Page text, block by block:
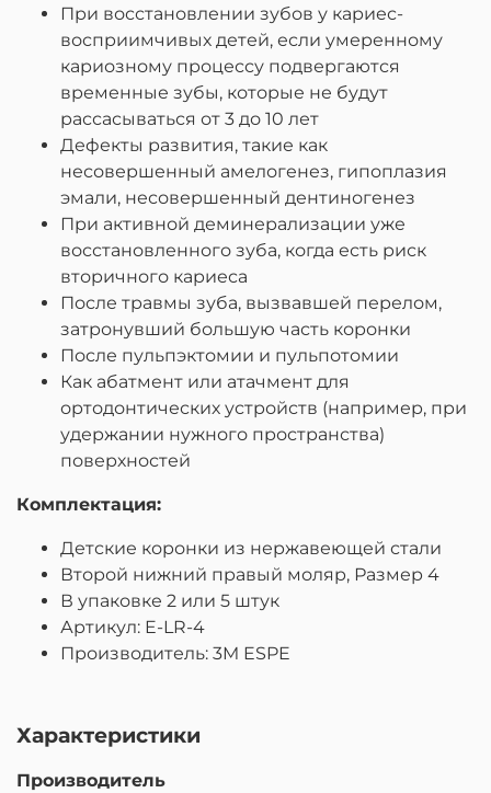
При восстановлении зубов у кариес-
восприимчивых детей, если умеренному
кариозному процессу подвергаются
временные зубы, которые не будут
рассасываться от 3 до 10 лет
Дефекты развития, такие как
несовершенный амелогенез, гипоплазия
эмали, несовершенный дентиногенез
При активной деминерализации уже
восстановленного зуба, когда есть риск
вторичного кариеса
После травмы зуба, вызвавшей перелом,
затронувший большую часть коронки
После пульпэктомии и пульпотомии
Как абатмент или атачмент для
ортодонтических устройств (например, при
удержании нужного пространства)
поверхностей
Комплектация:
Детские коронки из нержавеющей стали
Второй нижний правый моляр, Размер 4
В упаковке 2 или 5 штук
Артикул: E-LR-4
Производитель: 3M ESPE
Характеристики
Производитель